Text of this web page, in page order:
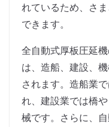
れているため、さ
できます。
全自動式厚板圧延
は、造船、建設、
されます。造船業
れ、建設業では橋
械です。さらに、